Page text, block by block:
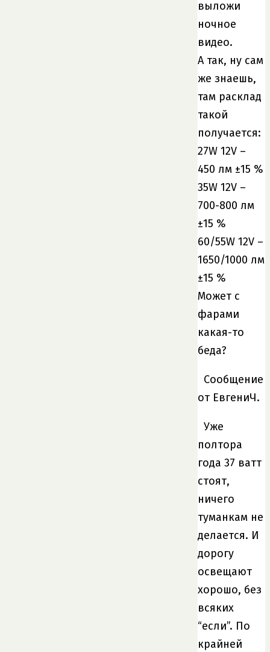
выложи
ночное
видео.
А так, ну сам
же знаешь,
там расклад
такой
получается:
27W 12V –
450 лм ±15 %
35W 12V –
700-800 лм
±15 %
60/55W 12V –
1650/1000 лм
±15 %
Может с
фарами
какая-то
беда?
Сообщение
от ЕвгениЧ.
Уже
полтора
года 37 ватт
стоят,
ничего
туманкам не
делается. И
дорогу
освещают
хорошо, без
всяких
“если”. По
крайней